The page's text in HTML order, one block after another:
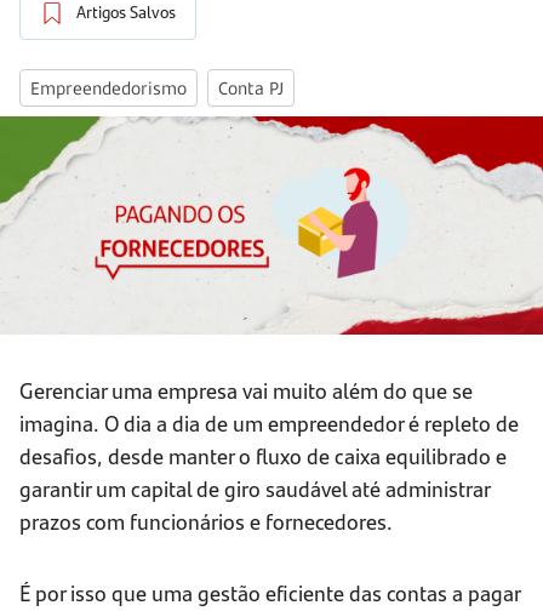
Artigos Salvos
Empreendedorismo Conta PJ
Gerenciar uma empresa vai muito além do que se
imagina. O dia a dia de um empreendedor é repleto de
desafios, desde manter o fluxo de caixa equilibrado e
garantir um capital de giro saudável até administrar
prazos com funcionários e fornecedores.
É por isso que uma gestão eficiente das contas a pagar